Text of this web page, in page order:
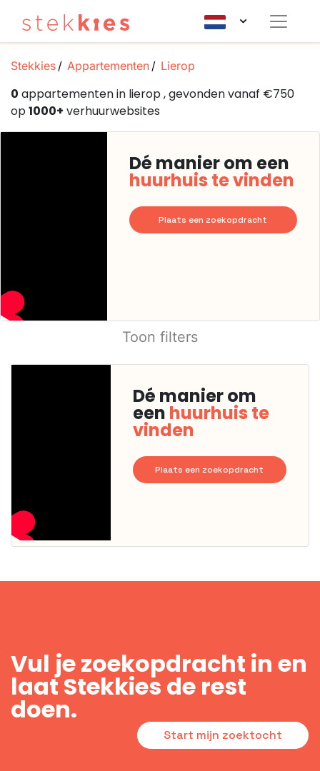
Stekkies Appartementen Lierop
0 appartementen in lierop , gevonden vanaf €750
op1000+ verhuurwebsites
Dé manier om een
huurhuis te vinden
Plaats een zoekopdracht
Toon filters
Dé manier om
een huurhuis te
vinden
Plaats een zoekopdracht
Vul je zoekopdracht in en
laat Stekkies de rest
doen.
Start mijn zoektocht